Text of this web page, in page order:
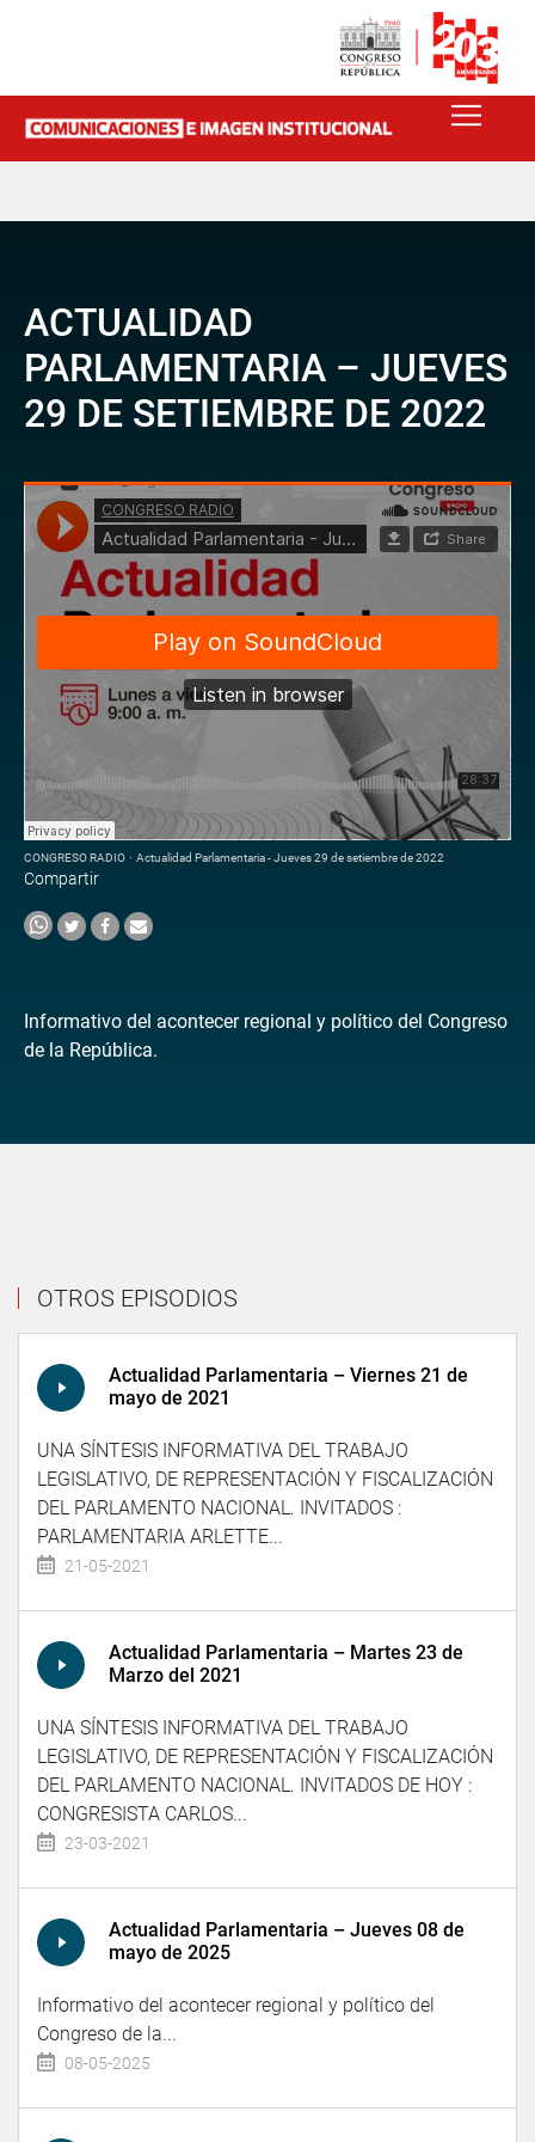
ACTUALIDAD
PARLAMENTARIA – JUEVES
29 DE SETIEMBRE DE 2022
CONGRESO RADIO · Actualidad Parlamentaria - Jueves 29 de setiembre de 2022
Compartir
Informativo del acontecer regional y político del Congreso
de la República.
OTROS EPISODIOS
Actualidad Parlamentaria – Viernes 21 de
mayo de 2021
UNA SÍNTESIS INFORMATIVA DEL TRABAJO
LEGISLATIVO, DE REPRESENTACIÓN Y FISCALIZACIÓN
DEL PARLAMENTO NACIONAL. INVITADOS :
PARLAMENTARIA ARLETTE...
21-05-2021
Actualidad Parlamentaria – Martes 23 de
Marzo del 2021
UNA SÍNTESIS INFORMATIVA DEL TRABAJO
LEGISLATIVO, DE REPRESENTACIÓN Y FISCALIZACIÓN
DEL PARLAMENTO NACIONAL. INVITADOS DE HOY :
CONGRESISTA CARLOS...
23-03-2021
Actualidad Parlamentaria – Jueves 08 de
mayo de 2025
Informativo del acontecer regional y político del
Congreso de la...
08-05-2025